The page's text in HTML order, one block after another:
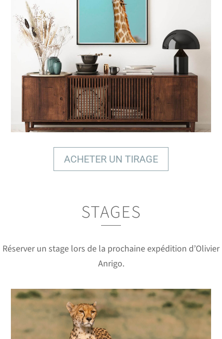
4 TYPES D'IMPRESSIONS
SOUFFLE
ACHETER UN TIRAGE
STAGES
Réserver un stage lors de la prochaine expédition d’Olivier
Anrigo.